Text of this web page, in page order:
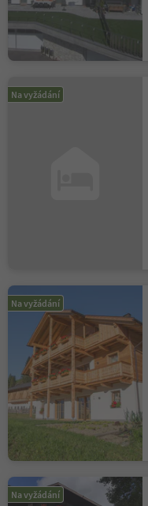
Na vyžádání
Na vyžádání
Na vyžádání